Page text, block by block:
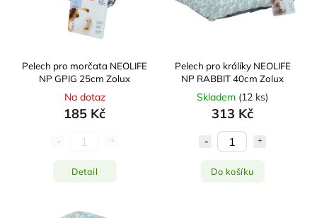
Pelech pro morčata NEOLIFE
NP GPIG 25cm Zolux
Na dotaz
185 Kč
Detail
Pelech pro králíky NEOLIFE
NP RABBIT 40cm Zolux
Skladem (12 ks)
313 Kč
Do košíku